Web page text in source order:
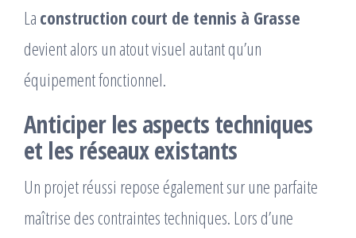
La construction court de tennis à Grasse
devient alors un atout visuel autant qu’un
équipement fonctionnel.
Anticiper les aspects techniques
et les réseaux existants
Un projet réussi repose également sur une parfaite
maîtrise des contraintes techniques. Lors d’une